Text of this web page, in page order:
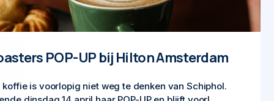
POP-UP bij Hilton Amsterdam
is voorlopig niet weg te denken van Schiphol.